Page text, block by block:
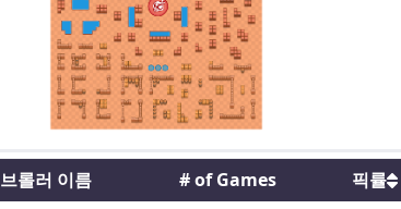
브롤러 이름 # of Games
픽률